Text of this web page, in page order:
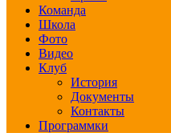
Команда
Школа
Фото
Видео
Клуб
История
Документы
Контакты
Программки